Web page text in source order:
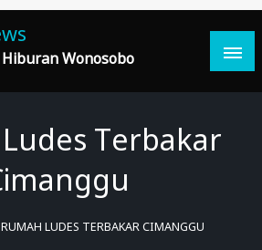
Wonosobo
Terbakar
RUMAH LUDES TERBAKAR CIMANGGU